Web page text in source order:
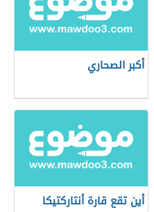
أكبر الصحاري
أين تقع قارة أنتاركتيكا